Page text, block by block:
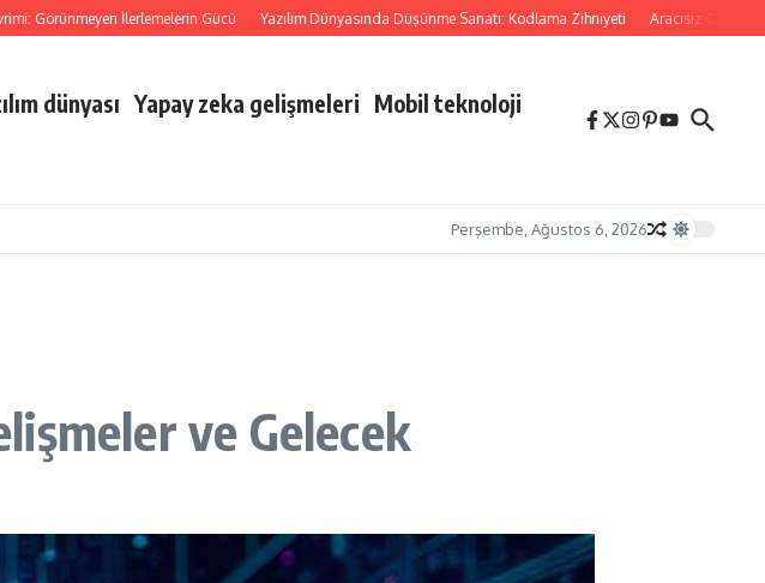
İlerlemelerin Gücü Yazılım Dünyasında Düşünme Sanatı: Kodlama Zihniyeti Aracısız Güven:
dünyası Yapay zeka gelişmeleri Mobil teknoloji
Perşembe, Ağustos 6, 2026
ve Gelecek